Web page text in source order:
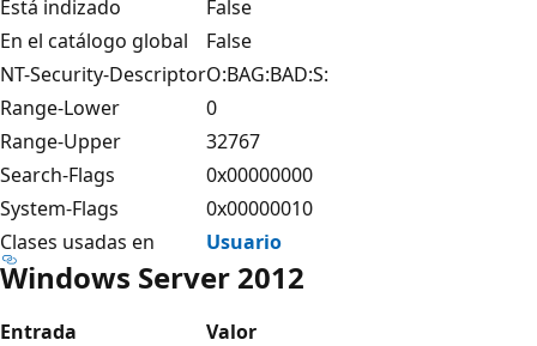
Está indizado
False
En el catálogo global
False
NT-Security-DescriptorO:BAG:BAD:S:
Range-Lower
0
Range-Upper
32767
Search-Flags
0x00000000
System-Flags
0x00000010
Clases usadas en
Usuario
Windows Server 2012
Entrada
Valor